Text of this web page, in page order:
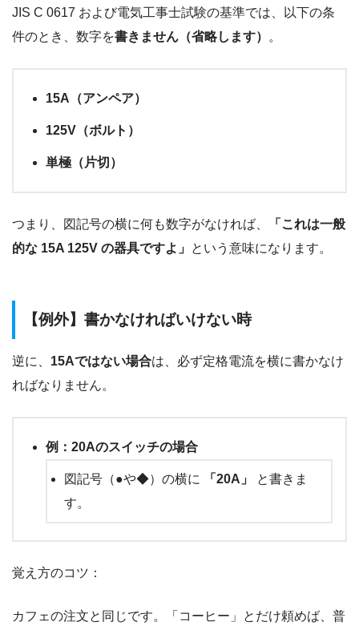
JIS C 0617 および電気工事士試験の基準では、以下の条
件のとき、数字を書きません（省略します） 。
15A（アンペア）
125V（ボルト）
単極（片切）
つまり、図記号の横に何も数字がなければ、
「これは一般
的な 15A 125V の器具ですよ」 という意味になります。
【例外】書かなければいけない時
逆に、 15Aではない場合は、必ず定格電流を横に書かなけ
ればなりません。
例：20Aのスイッチの場合
図記号（●や◆）の横に 「20A」
と書きま
す。
覚え方のコツ：
カフェの注文と同じです。「コーヒー」とだけ頼めば、普